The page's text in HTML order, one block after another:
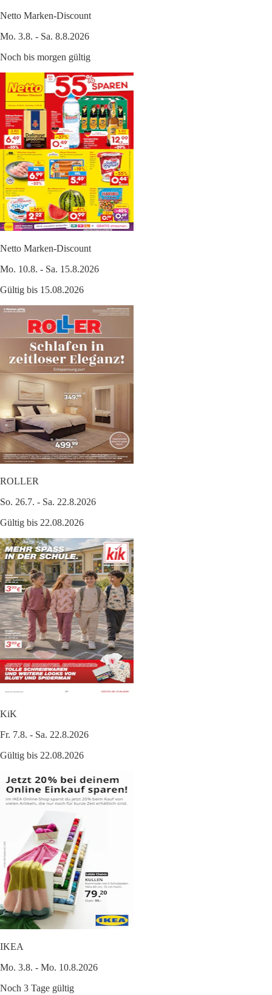
Netto Marken-Discount
Mo. 3.8. - Sa. 8.8.2026
Noch bis morgen gültig
Netto Marken-Discount
Mo. 10.8. - Sa. 15.8.2026
Gültig bis 15.08.2026
ROLLER
So. 26.7. - Sa. 22.8.2026
Gültig bis 22.08.2026
KiK
Fr. 7.8. - Sa. 22.8.2026
Gültig bis 22.08.2026
IKEA
Mo. 3.8. - Mo. 10.8.2026
Noch 3 Tage gültig